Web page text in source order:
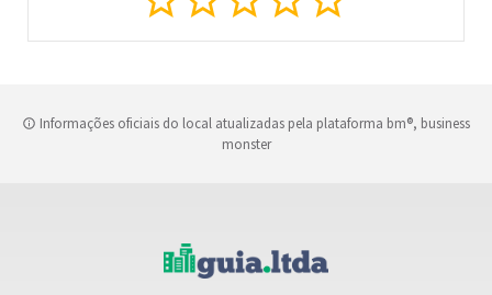
Informações oficiais do local atualizadas pela plataforma bm®, business
monster